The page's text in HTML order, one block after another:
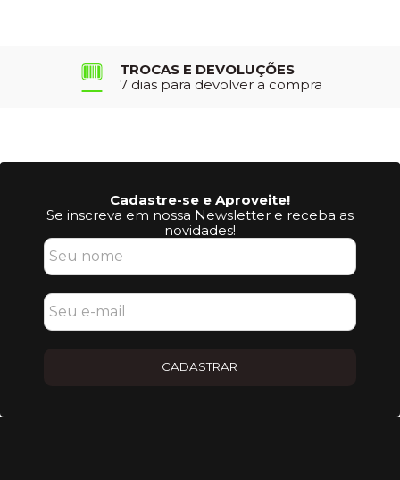
TROCAS E DEVOLUÇÕES
7 dias para devolver a compra
Cadastre-se e Aproveite!
Se inscreva em nossa Newsletter e receba as
novidades!
CADASTRAR